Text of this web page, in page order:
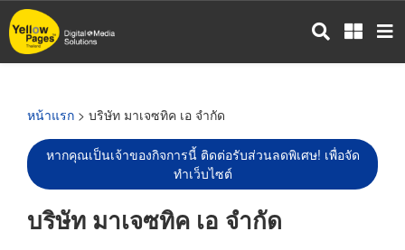
ข้าม
ไป
หน้าแรก > บริษัท มาเจซทิค เอ จำกัด
หากคุณเป็นเจ้าของกิจการนี้ ติดต่อรับส่วนลดพิเศษ! เพื่อจัด
ทำเว็บไซต์
บริษัท มาเจซทิค เอ จำกัด